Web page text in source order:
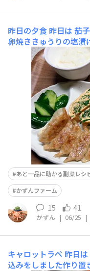
昨日の夕食 昨日は 茄
卵焼ききゅうりの塩
り物のビシソワーズで
あと一品に助かる副菜レシ
かずんファーム
15 41
かずん | 06/25 |
キャロットラペ 昨日
込みをしました作り